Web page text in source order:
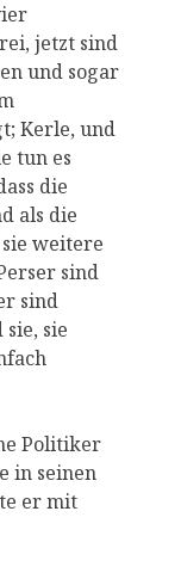
jetzt sind
und sogar
Kerle, und
tun es
die
als die
weitere
sind
sind
sie
Politiker
in seinen
er mit